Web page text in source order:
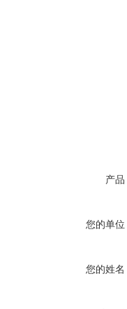
产品
您的单位
您的姓名